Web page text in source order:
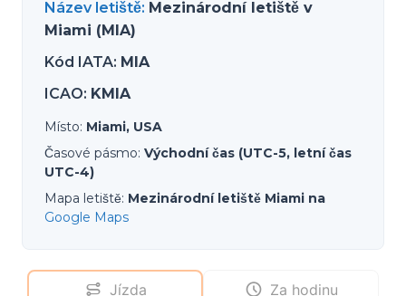
Název letiště: Mezinárodní letiště v
Miami (MIA)
Kód IATA: MIA
ICAO: KMIA
Místo: Miami, USA
Časové pásmo: Východní čas (UTC-5, letní čas
UTC-4)
Mapa letiště: Mezinárodní letiště Miami na
Google Maps